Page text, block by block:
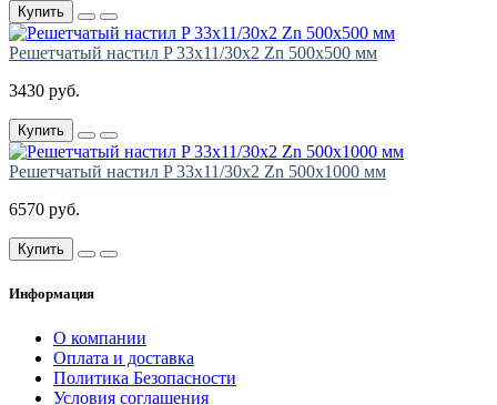
Купить
Решетчатый настил P 33х11/30х2 Zn 500х500 мм
3430 руб.
Купить
Решетчатый настил P 33х11/30х2 Zn 500х1000 мм
6570 руб.
Купить
Информация
О компании
Оплата и доставка
Политика Безопасности
Условия соглашения